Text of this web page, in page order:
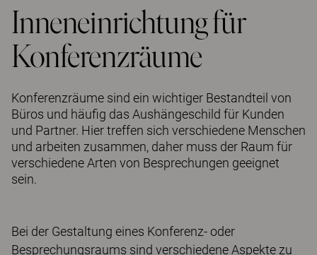
Inneneinrichtung für
Konferenzräume
Konferenzräume sind ein wichtiger Bestandteil von
Büros und häufig das Aushängeschild für Kunden
und Partner. Hier treffen sich verschiedene Menschen
und arbeiten zusammen, daher muss der Raum für
verschiedene Arten von Besprechungen geeignet
sein.
Bei der Gestaltung eines Konferenz- oder
Besprechungsraums sind verschiedene Aspekte zu